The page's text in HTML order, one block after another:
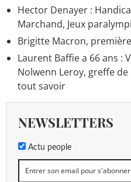
Hector Denayer :
Marchand, Jeux
Brigitte Macron,
Laurent Baffie a 66 ans :
Nolwenn Leroy, greffe
tout savoir
NEWSLETTERS
Actu people